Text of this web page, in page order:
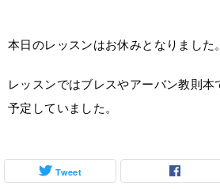
本日のレッスンはお休みとなりました。
レッスンではブレスやアーバン教則
予定していました。
Tweet